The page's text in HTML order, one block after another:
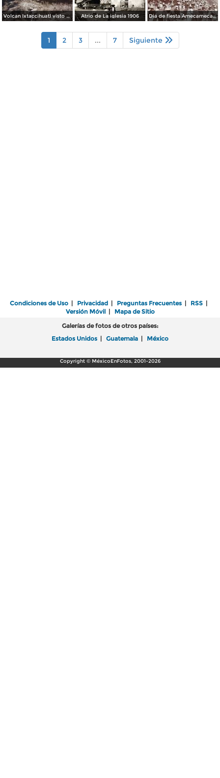
Volcan Ixtaccihuatl visto desdeAmecameca Por el Fotógrafo Hugo Brehme. Atrio de La iglesia 1906 Dia de fiesta Amecameca, Edo de México .
1 2 3 ... 7 Siguiente
Condiciones de Uso | Privacidad | Preguntas Frecuentes | RSS |
Versión Móvil| Mapa de Sitio
Galerías de fotos de otros países:
Estados Unidos | Guatemala | México
Copyright © MéxicoEnFotos, 2001-2026